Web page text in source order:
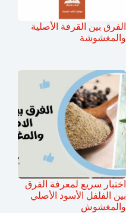
الفرق بين القرفة الأصلية
والمغشوشة
اختبار سريع لمعرفة الفرق
بين الفلفل الأسود الأصلي
والمغشوش